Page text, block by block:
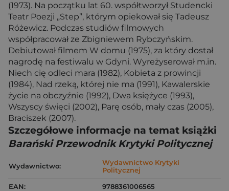
(1973). Na początku lat 60. współtworzył Studencki
Teatr Poezji „Step”, którym opiekował się Tadeusz
Różewicz. Podczas studiów filmowych
współpracował ze Zbigniewem Rybczyńskim.
Debiutował filmem W domu (1975), za który dostał
nagrodę na festiwalu w Gdyni. Wyreżyserował m.in.
Niech cię odleci mara (1982), Kobieta z prowincji
(1984), Nad rzeką, której nie ma (1991), Kawalerskie
życie na obczyźnie (1992), Dwa księżyce (1993),
Wszyscy święci (2002), Parę osób, mały czas (2005),
Braciszek (2007).
Szczegółowe informacje na temat książki
Barański Przewodnik Krytyki Politycznej
Wydawnictwo:
Wydawnictwo Krytyki
Politycznej
EAN:
9788361006565